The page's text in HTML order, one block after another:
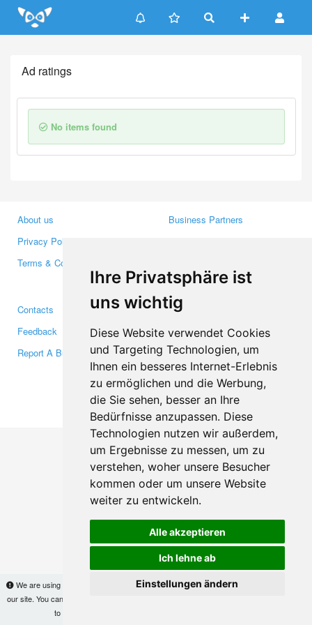
Ihre Privatsphäre ist
uns wichtig
Diese Website verwendet Cookies
und Targeting Technologien, um
Ihnen ein besseres Internet-Erlebnis
zu ermöglichen und die Werbung,
die Sie sehen, besser an Ihre
Bedürfnisse anzupassen. Diese
Technologien nutzen wir außerdem,
um Ergebnisse zu messen, um zu
verstehen, woher unsere Besucher
kommen oder um unsere Website
weiter zu entwickeln.
Alle akzeptieren
Ich lehne ab
Einstellungen ändern
Update cookies preferences
We are using cookies to provide statistics that help us give you the best experience of
our site. You can find out more
to use the site without changes, you are agreeing to it.
Ad ratings
No items found
About us
Privacy Policy
Terms & Conditions
Business Partners
Media
Contacts
Feedback
Report A Bug
Facebook
Twitter
YouTube
Google+
Makis© Copyright 2026